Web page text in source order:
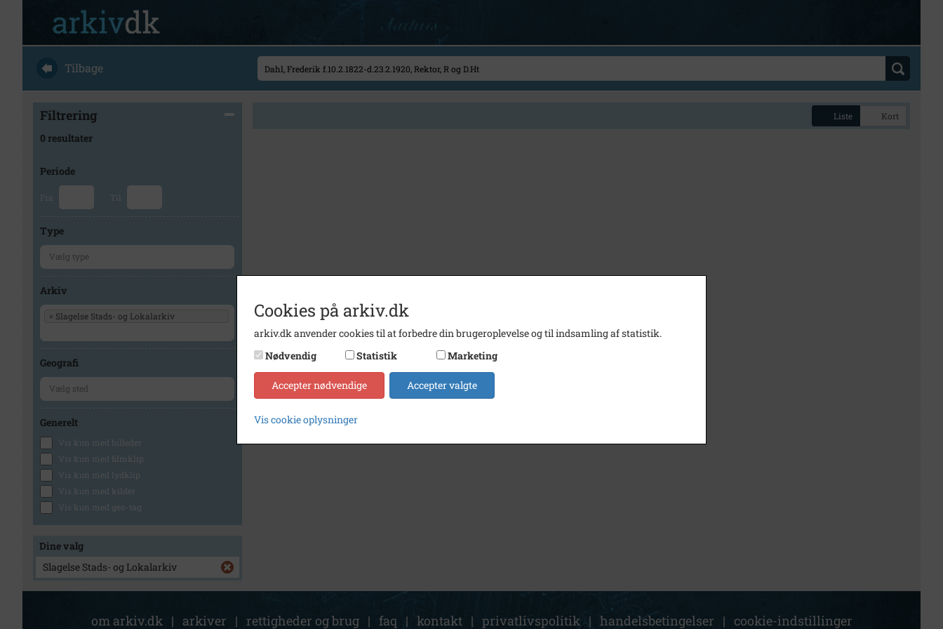
Tilbage
Filtrering
0 resultater
Periode
Fra Til
Type
Arkiv
× Slagelse Stads- og Lokalarkiv
Geografi
Generelt
Vis kun med billeder
Vis kun med filmklip
Vis kun med lydklip
Vis kun med kilder
Vis kun med geo-tag
Dine valg
Slagelse Stads- og Lokalarkiv
Liste Kort
om arkiv.dk | arkiver | rettigheder og brug | faq | kontakt | privatlivspolitik | handelsbetingelser | cookie-indstillinger
Cookies på arkiv.dk
arkiv.dk anvender cookies til at forbedre din brugeroplevelse og til indsamling af statistik.
Nødvendig
Statistik Marketing
Accepter nødvendige Accepter valgte
Vis cookie oplysninger